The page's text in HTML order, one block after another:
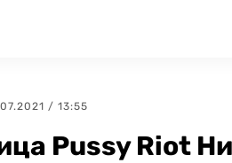
/ 13:55
Pussy Riot